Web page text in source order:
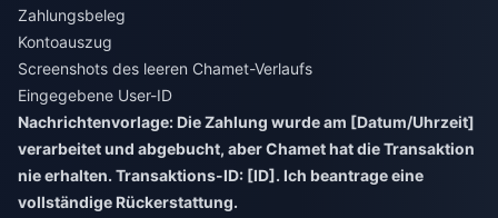
Zahlungsbeleg
Kontoauszug
Screenshots des leeren Chamet-Verlaufs
Eingegebene User-ID
Nachrichtenvorlage: Die Zahlung wurde am [Datum/Uhrzeit]
verarbeitet und abgebucht, aber Chamet hat die Transaktion
nie erhalten. Transaktions-ID: [ID]. Ich beantrage eine
vollständige Rückerstattung.